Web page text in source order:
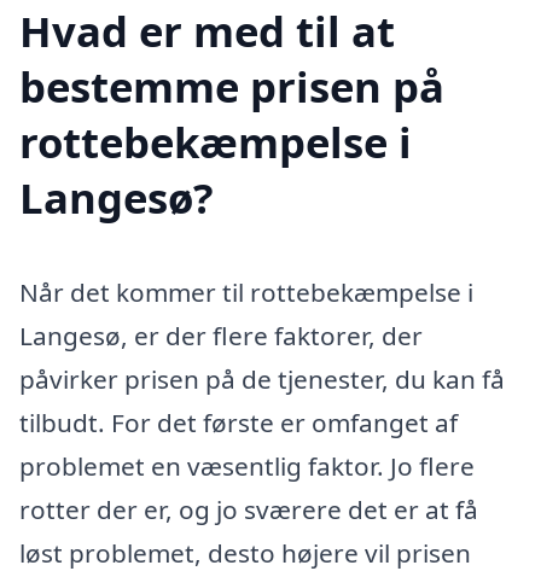
Hvad er med til at
bestemme prisen på
rottebekæmpelse i
Langesø?
Når det kommer til rottebekæmpelse i
Langesø, er der flere faktorer, der
påvirker prisen på de tjenester, du kan få
tilbudt. For det første er omfanget af
problemet en væsentlig faktor. Jo flere
rotter der er, og jo sværere det er at få
løst problemet, desto højere vil prisen